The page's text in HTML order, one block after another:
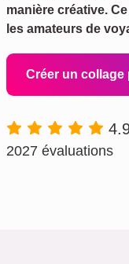
manière créative.
les amateurs de
Créer un
2027 évaluations